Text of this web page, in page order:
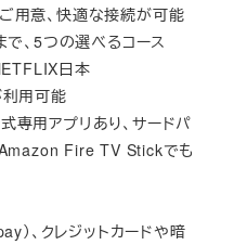
用意、快適な接続が可能
、5つの選べるコース
日本
用可能
用アプリあり、サードパ
Fire TV Stickでも
）、クレジットカードや暗